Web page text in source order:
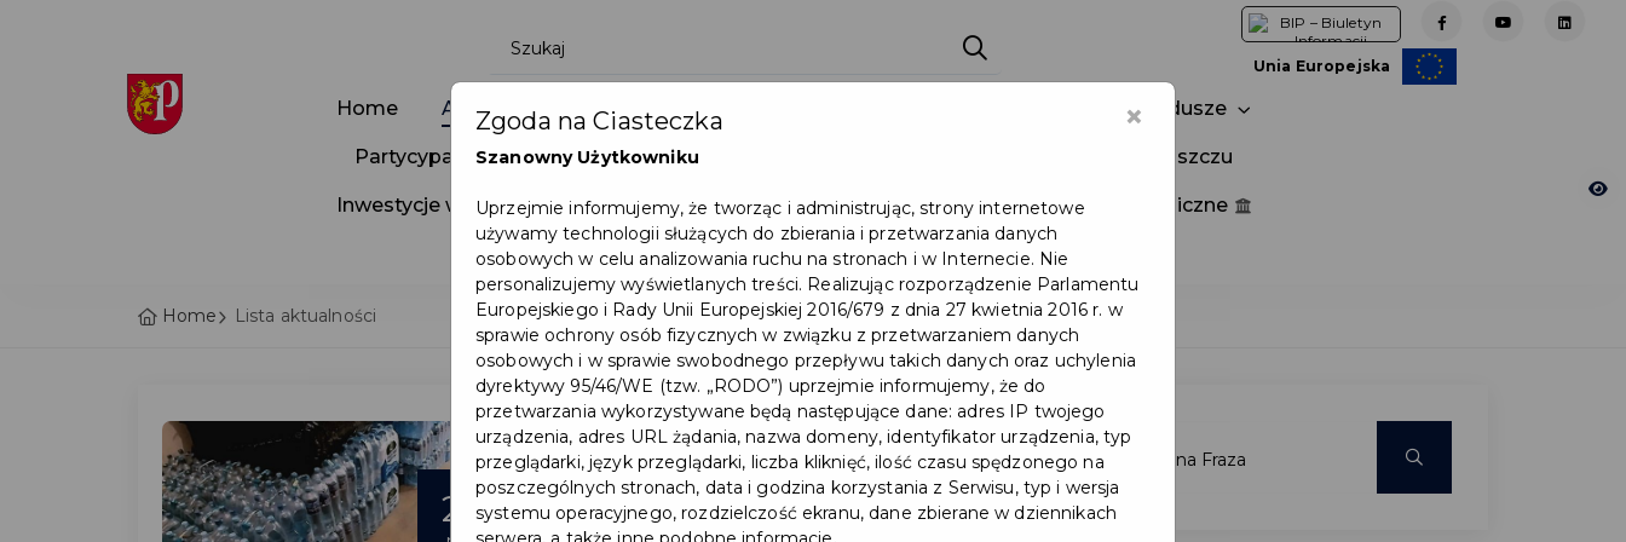
Unia Europejska
Home Aktualności Wydarzenia Fundusze
Partycypacja Społeczna Programy Zainwestuj w Pruszczu
Inwestycje w Pruszczu Mapa Miasta Załatw sprawę Zamówienia publiczne
Ochrona ludności
Home Lista aktualności
24
Akcja #WodadlaPacjentów -
zebrano 1500 litrów wody
×
Zgoda na Ciasteczka
Szanowny Użytkowniku
Uprzejmie informujemy, że tworząc i administrując, strony internetowe
używamy technologii służących do zbierania i przetwarzania danych
osobowych w celu analizowania ruchu na stronach i w Internecie. Nie
personalizujemy wyświetlanych treści. Realizując rozporządzenie Parlamentu
Europejskiego i Rady Unii Europejskiej 2016/679 z dnia 27 kwietnia 2016 r. w
sprawie ochrony osób fizycznych w związku z przetwarzaniem danych
osobowych i w sprawie swobodnego przepływu takich danych oraz uchylenia
dyrektywy 95/46/WE (tzw. „RODO”) uprzejmie informujemy, że do
przetwarzania wykorzystywane będą następujące dane: adres IP twojego
urządzenia, adres URL żądania, nazwa domeny, identyfikator urządzenia, typ
przeglądarki, język przeglądarki, liczba kliknięć, ilość czasu spędzonego na
poszczególnych stronach, data i godzina korzystania z Serwisu, typ i wersja
systemu operacyjnego, rozdzielczość ekranu, dane zbierane w dziennikach